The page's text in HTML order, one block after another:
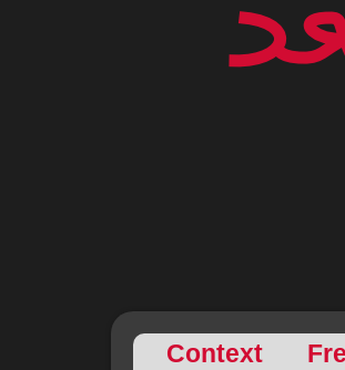
Context